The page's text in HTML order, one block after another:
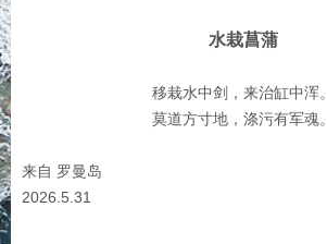
水栽菖蒲
移栽水中剑，来治缸中浑。
莫道方寸地，涤污有军魂。
来自 罗曼岛
2026.5.31